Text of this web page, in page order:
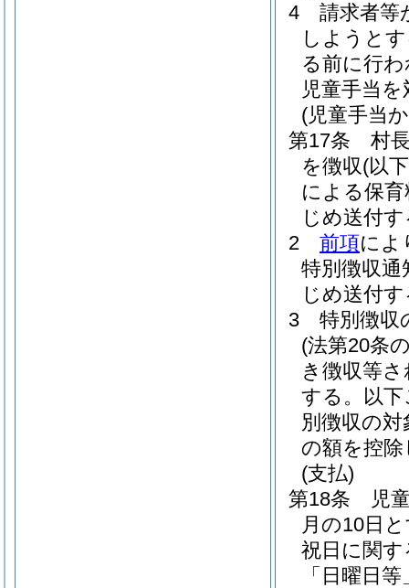
4
請求者等
しようと
る前に行
児童手当
(児童手当
第17条
村
を徴収(以
による保
じめ送付
2
前項によ
特別徴収
じめ送付
3
特別徴収
(法第20条
き徴収等
する。以
別徴収の
の額を控
(支払)
第18条
児
月の10日
祝日に関す
「日曜日